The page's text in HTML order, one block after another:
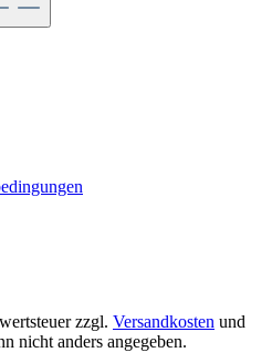
zzgl. Versandkosten und
nicht anders angegeben.